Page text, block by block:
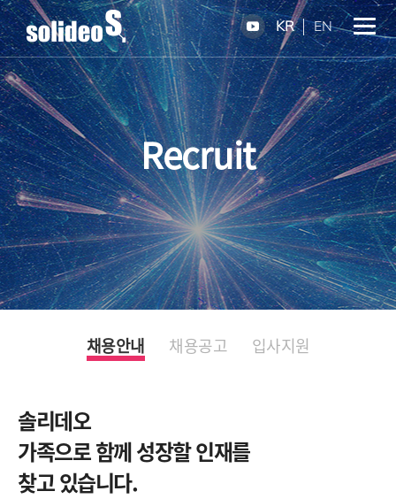
KR EN
Recruit
채용안내 채용공고 입사지원
솔리데오
가족으로 함께 성장할 인재를
찾고 있습니다.